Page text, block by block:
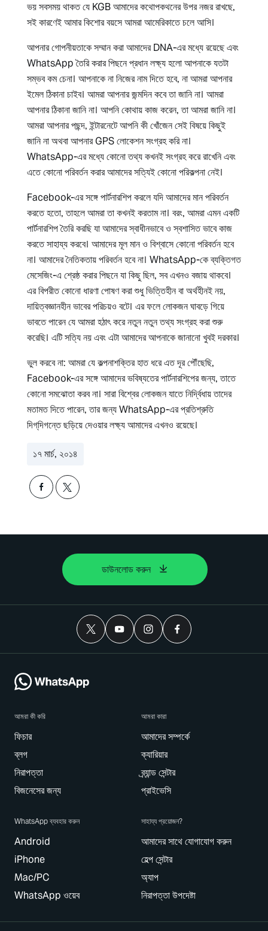
ভয় সবসময় থাকত যে KGB আমাদের কথোপকথনের উপর নজর রাখছে,
সই কারণেই আমার কিশোর বয়সে আমরা আমেরিকাতে চলে আসি।
আপনার গোপনীয়তাকে সম্মান করা আমাদের DNA-এর মধ্যে রয়েছে এবং
WhatsApp তৈরি করার পিছনে প্রধান লক্ষ্য হলো আপনাকে যতটা
সম্ভব কম চেনা। আপনাকে না নিজের নাম দিতে হবে, না আমরা আপনার
ইমেল ঠিকানা চাইব। আমরা আপনার জন্মদিন কবে তা জানি না। আমরা
আপনার ঠিকানা জানি না। আপনি কোথায় কাজ করেন, তা আমরা জানি না।
আমরা আপনার পছন্দ, ইন্টারনেটে আপনি কী খোঁজেন সেই বিষয়ে কিছুই
জানি না অথবা আপনার GPS লোকেশন সংগ্রহ করি না।
WhatsApp-এর মধ্যে কোনো তথ্য কখনই সংগ্রহ করে রাখেনি এবং
এতে কোনো পরিবর্তন করার আমাদের সত্যিই কোনো পরিকল্পনা নেই।
Facebook-এর সঙ্গে পার্টনারশিপ করলে যদি আমাদের মান পরিবর্তন
করতে হতো, তাহলে আমরা তা কখনই করতাম না। বরং, আমরা এমন একটি
পার্টনারশিপ তৈরি করছি যা আমাদের স্বাধীনভাবে ও স্বশাসিত ভাবে কাজ
করতে সাহায্য করবে। আমাদের মূল মান ও বিশ্বাসে কোনো পরিবর্তন হবে
না। আমাদের নৈতিকতায় পরিবর্তন হবে না। WhatsApp-কে ব্যক্তিগত
মেসেজিং-এ শ্রেষ্ঠ করার পিছনে যা কিছু ছিল, সব এখনও বজায় থাকবে।
এর বিপরীত কোনো ধারণা পোষণ করা শুধু ভিত্তিহীন বা অর্থহীনই নয়,
দায়িত্বজ্ঞানহীন ভাবের পরিচয়ও বটে। এর ফলে লোকজন ঘাবড়ে গিয়ে
ভাবতে পারেন যে আমরা হঠাৎ করে নতুন নতুন তথ্য সংগ্রহ করা শুরু
করেছি। এটি সত্যি নয় এবং এটা আমাদের আপনাকে জানানো খুবই দরকার।
ভুল করবে না: আমরা যে কল্পনাশক্তির হাত ধরে এত দূর পৌঁছেছি,
Facebook-এর সঙ্গে আমাদের ভবিষ্যতের পার্টনারশিপের জন্য, তাতে
কোনো সমঝোতা করব না। সারা বিশ্বের লোকজন যাতে নির্দ্বিধায় তাদের
মতামত দিতে পারেন, তার জন্য WhatsApp-এর প্রতিশ্রুতি
দিগ্‌দিগন্তে ছড়িয়ে দেওয়ার লক্ষ্য আমাদের এখনও রয়েছে।
১৭ মার্চ, ২০১৪
ডাউনলোড করুন
আমরা কী করি
ফিচার
ব্লগ
নিরাপত্তা
বিজনেসের জন্য
আমরা কারা
আমাদের সম্পর্কে
ক্যারিয়ার
ব্র্যান্ড সেন্টার
প্রাইভেসি
WhatsApp ব্যবহার করুন
Android
iPhone
Mac/PC
WhatsApp ওয়েব
সাহায্য প্রয়োজন?
আমাদের সাথে যোগাযোগ করুন
হেল্প সেন্টার
অ্যাপ
নিরাপত্তা উপদেষ্টা